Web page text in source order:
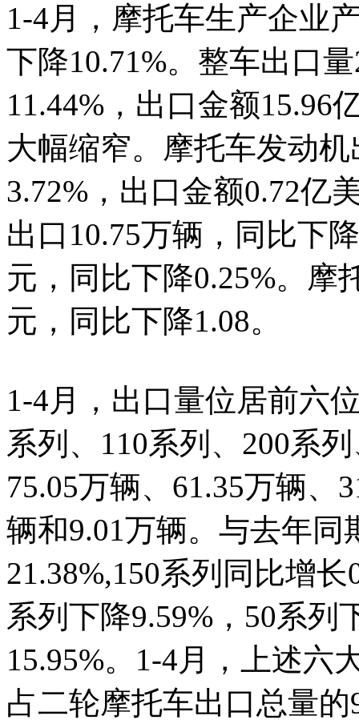
1-4月，摩托车生产企业
下降10.71%。整车出口
11.44%，出口金额15.96
大幅缩窄。摩托车发动
3.72%，出口金额0.72亿
出口10.75万辆，同比下
元，同比下降0.25%。摩
元，同比下降1.08。
1-4月，出口量位居前六
系列、110系列、200系
75.05万辆、61.35万辆、
辆和9.01万辆。与去年同
21.38%,150系列同比增
系列下降9.59%，50系列
15.95%。1-4月，上述六
占二轮摩托车出口总量